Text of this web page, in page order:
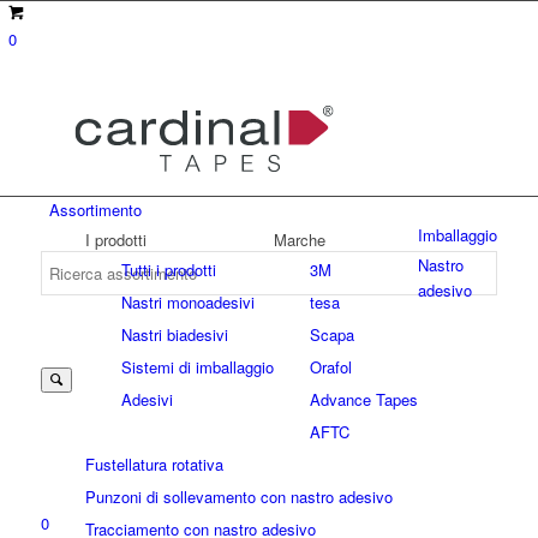
0
0
Assortimento
I prodotti
Tutti i prodotti
Nastri monoadesivi
Nastri biadesivi
Sistemi di imballaggio
Adesivi
Marche
3M
tesa
Scapa
Orafol
Advance Tapes
AFTC
Imballaggio
Nastro
adesivo
Fustellatura rotativa
Punzoni di sollevamento con nastro adesivo
Tracciamento con nastro adesivo